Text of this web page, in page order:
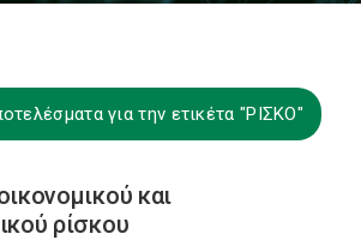
για την ετικέτα "ΡΙΣΚΟ"
και
ρίσκου